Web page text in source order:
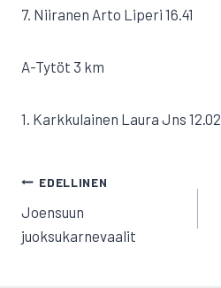
7. Niiranen Arto Liperi 16.41
A-Tytöt 3 km
1. Karkkulainen Laura Jns 12.02
ARTIKKELIEN
SELAUS
EDELLINEN
Joensuun
juoksukarnevaalit